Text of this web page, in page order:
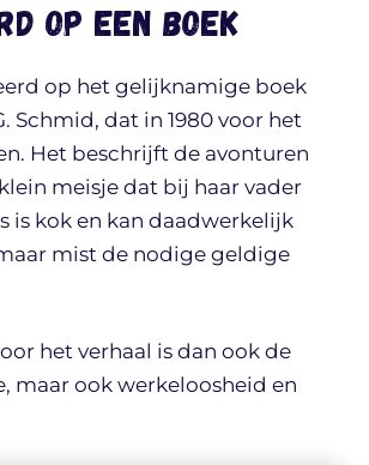
op een boek
op het gelijknamige boek
Schmid, dat in 1980 voor het
Het beschrijft de avonturen
meisje dat bij haar vader
is kok en kan daadwerkelijk
mist de nodige geldige
het verhaal is dan ook de
maar ook werkeloosheid en